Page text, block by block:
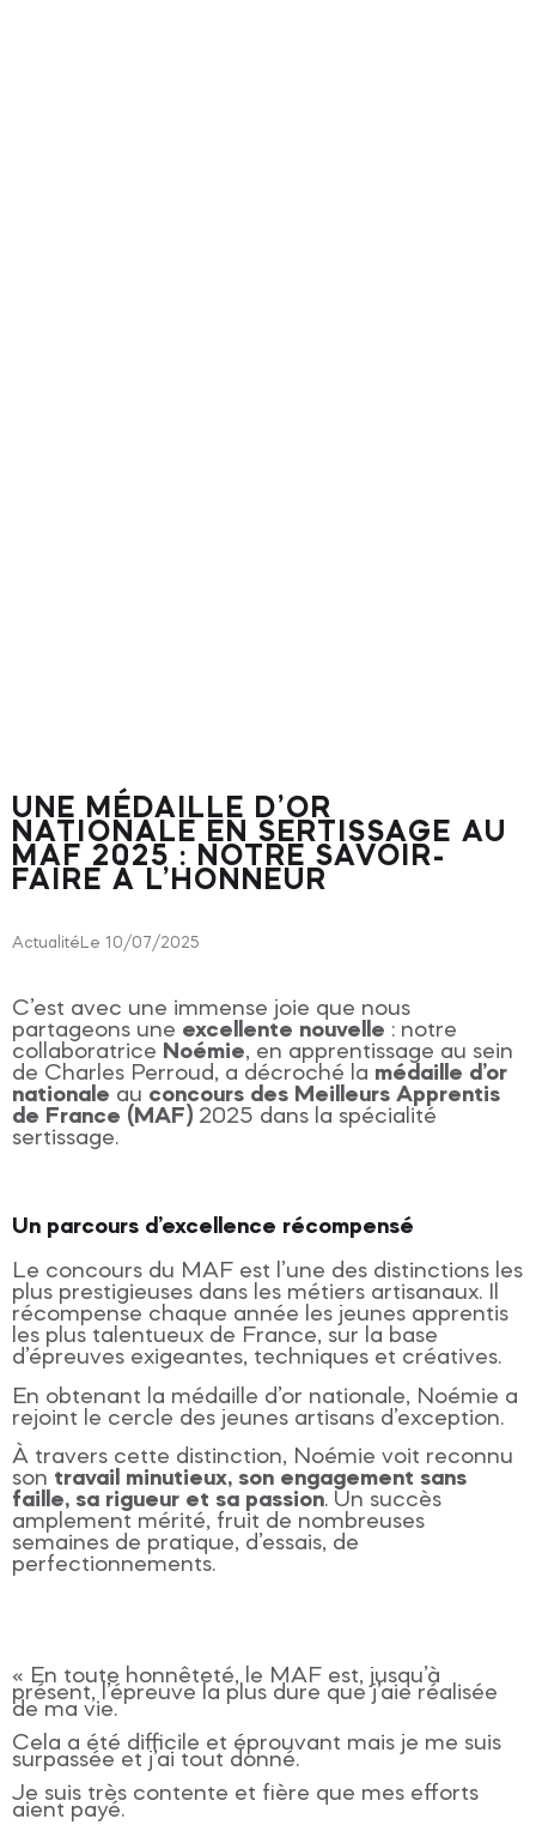
UNE MÉDAILLE D’OR
NATIONALE EN SERTISSAGE AU
MAF 2025 : NOTRE SAVOIR-
FAIRE À L’HONNEUR
Actualité Le 10/07/2025
C’est avec une immense joie que nous
partageons une excellente nouvelle : notre
collaboratrice Noémie, en apprentissage au sein
de Charles Perroud, a décroché la médaille d’or
nationale au concours des Meilleurs Apprentis
de France (MAF) 2025 dans la spécialité
sertissage.
Un parcours d’excellence récompensé
Le concours du MAF est l’une des distinctions les
plus prestigieuses dans les métiers artisanaux. Il
récompense chaque année les jeunes apprentis
les plus talentueux de France, sur la base
d’épreuves exigeantes, techniques et créatives.
En obtenant la médaille d’or nationale, Noémie a
rejoint le cercle des jeunes artisans d’exception.
À travers cette distinction, Noémie voit reconnu
son travail minutieux, son engagement sans
faille, sa rigueur et sa passion. Un succès
amplement mérité, fruit de nombreuses
semaines de pratique, d’essais, de
perfectionnements.
« En toute honnêteté, le MAF est, jusqu’à
présent, l’épreuve la plus dure que j’aie réalisée
de ma vie.
Cela a été difficile et éprouvant mais je me suis
surpassée et j’ai tout donné.
Je suis très contente et fière que mes efforts
aient payé.